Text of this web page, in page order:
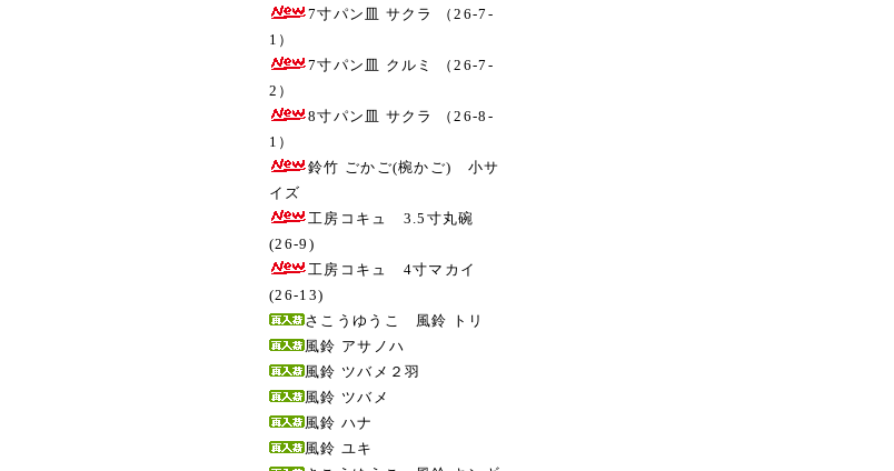
7寸パン皿 サクラ （26-7-
1）
7寸パン皿 クルミ （26-7-
2）
8寸パン皿 サクラ （26-8-
1）
鈴竹 ごかご(椀かご) 小サ
イズ
工房コキュ 3.5寸丸碗
(26-9)
工房コキュ 4寸マカイ
(26-13)
さこうゆうこ 風鈴 トリ
風鈴 アサノハ
風鈴 ツバメ２羽
風鈴 ツバメ
風鈴 ハナ
風鈴 ユキ